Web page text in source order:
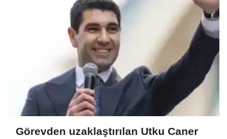
Görevden uzaklaştırılan Utku Caner